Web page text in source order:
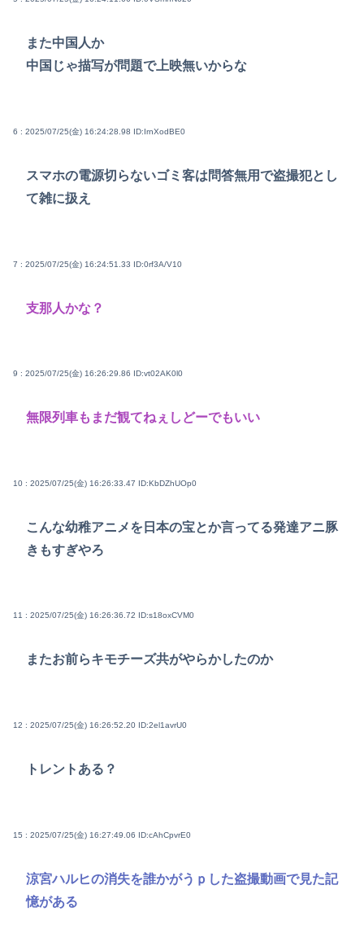
また中国人か
中国じゃ描写が問題で上映無いからな
6 : 2025/07/25(金) 16:24:28.98 ID:IrnXodBE0
スマホの電源切らないゴミ客は問答無用で盗撮犯とし
て雑に扱え
7 : 2025/07/25(金) 16:24:51.33 ID:0rf3A/V10
支那人かな？
9 : 2025/07/25(金) 16:26:29.86 ID:vt02AK0l0
無限列車もまだ観てねぇしどーでもいい
10 : 2025/07/25(金) 16:26:33.47 ID:KbDZhUOp0
こんな幼稚アニメを日本の宝とか言ってる発達アニ豚
きもすぎやろ
11 : 2025/07/25(金) 16:26:36.72 ID:s18oxCVM0
またお前らキモチーズ共がやらかしたのか
12 : 2025/07/25(金) 16:26:52.20 ID:2el1avrU0
トレントある？
15 : 2025/07/25(金) 16:27:49.06 ID:cAhCpvrE0
涼宮ハルヒの消失を誰かがうｐした盗撮動画で見た記
憶がある